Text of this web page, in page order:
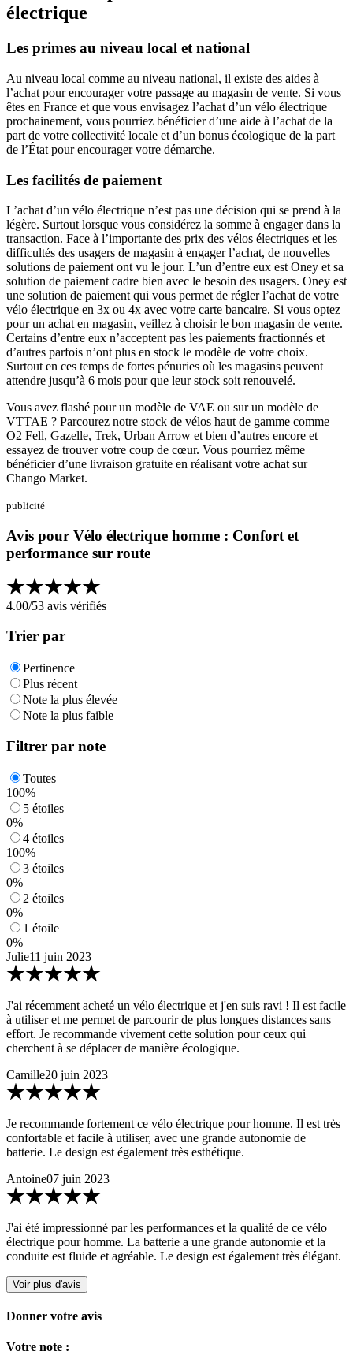
électrique
Les primes au niveau local et national
Au niveau local comme au niveau national, il existe des aides à
l’achat pour encourager votre passage au magasin de vente. Si vous
êtes en France et que vous envisagez l’achat d’un vélo électrique
prochainement, vous pourriez bénéficier d’une aide à l’achat de la
part de votre collectivité locale et d’un bonus écologique de la part
de l’État pour encourager votre démarche.
Les facilités de paiement
L’achat d’un vélo électrique n’est pas une décision qui se prend à la
légère. Surtout lorsque vous considérez la somme à engager dans la
transaction. Face à l’importante des prix des vélos électriques et les
difficultés des usagers de magasin à engager l’achat, de nouvelles
solutions de paiement ont vu le jour. L’un d’entre eux est Oney et sa
solution de paiement cadre bien avec le besoin des usagers. Oney est
une solution de paiement qui vous permet de régler l’achat de votre
vélo électrique en 3x ou 4x avec votre carte bancaire. Si vous optez
pour un achat en magasin, veillez à choisir le bon magasin de vente.
Certains d’entre eux n’acceptent pas les paiements fractionnés et
d’autres parfois n’ont plus en stock le modèle de votre choix.
Surtout en ces temps de fortes pénuries où les magasins peuvent
attendre jusqu’à 6 mois pour que leur stock soit renouvelé.
Vous avez flashé pour un modèle de VAE ou sur un modèle de
VTTAE ? Parcourez notre stock de vélos haut de gamme comme
O2 Fell, Gazelle, Trek, Urban Arrow et bien d’autres encore et
essayez de trouver votre coup de cœur. Vous pourriez même
bénéficier d’une livraison gratuite en réalisant votre achat sur
Chango Market.
publicité
Avis pour Vélo électrique homme : Confort et
performance sur route
4.00/53 avis vérifiés
Trier par
Pertinence
Plus récent
Note la plus élevée
Note la plus faible
Filtrer par note
Toutes
100%
5 étoiles
0%
4 étoiles
100%
3 étoiles
0%
2 étoiles
0%
1 étoile
0%
Julie11 juin 2023
J'ai récemment acheté un vélo électrique et j'en suis ravi ! Il est facile
à utiliser et me permet de parcourir de plus longues distances sans
effort. Je recommande vivement cette solution pour ceux qui
cherchent à se déplacer de manière écologique.
Camille20 juin 2023
Je recommande fortement ce vélo électrique pour homme. Il est très
confortable et facile à utiliser, avec une grande autonomie de
batterie. Le design est également très esthétique.
Antoine07 juin 2023
J'ai été impressionné par les performances et la qualité de ce vélo
électrique pour homme. La batterie a une grande autonomie et la
conduite est fluide et agréable. Le design est également très élégant.
Voir plus d'avis
Donner votre avis
Votre note :